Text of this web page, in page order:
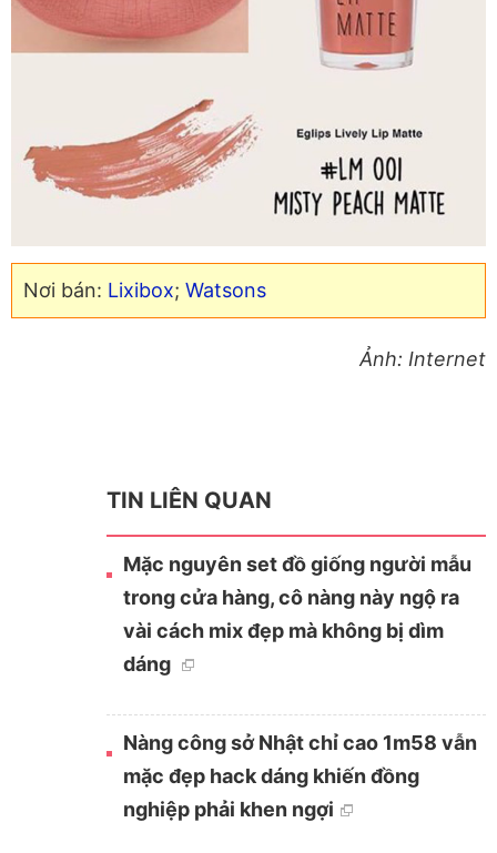
Nơi bán: Lixibox; Watsons
Ảnh: Internet
TIN LIÊN QUAN
Mặc nguyên set đồ giống người mẫu
trong cửa hàng, cô nàng này ngộ ra
vài cách mix đẹp mà không bị dìm
dáng
Nàng công sở Nhật chỉ cao 1m58 vẫn
mặc đẹp hack dáng khiến đồng
nghiệp phải khen ngợi